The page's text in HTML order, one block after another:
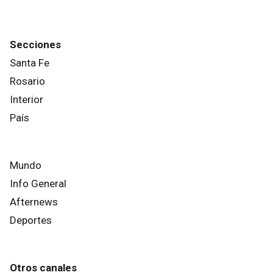
Secciones
Santa Fe
Rosario
Interior
País
Mundo
Info General
Afternews
Deportes
Otros canales